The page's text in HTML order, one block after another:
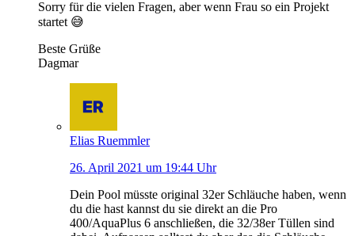
Sorry für die vielen Fragen, aber wenn Frau so ein Projekt
startet 😅
Beste Grüße
Dagmar
Elias Ruemmler
26. April 2021 um 19:44 Uhr
Dein Pool müsste original 32er Schläuche haben, wenn
du die hast kannst du sie direkt an die Pro
400/AquaPlus 6 anschließen, die 32/38er Tüllen sind